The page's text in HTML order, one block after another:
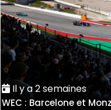
Il y a 2 semaines
WEC : Barcelone et